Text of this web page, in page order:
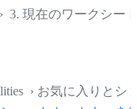
› 3. 現在のワークシー
› お気に入りとシ